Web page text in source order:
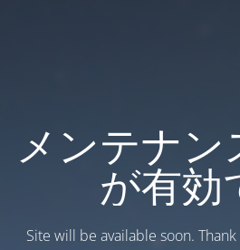
メンテナン
が有効
Site will be available soon. Thank